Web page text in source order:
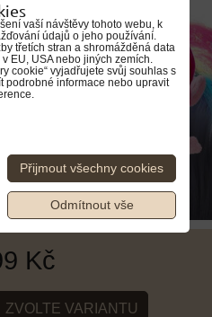
Kč
VARIANTU
vaší návštěvy tohoto webu, k
údajů o jeho používání.
třetích stran a shromážděná data
EU, USA nebo jiných zemích.
cookie“ vyjadřujete svůj souhlas s
podrobné informace nebo upravit
Přijmout všechny cookies
Odmítnout vše